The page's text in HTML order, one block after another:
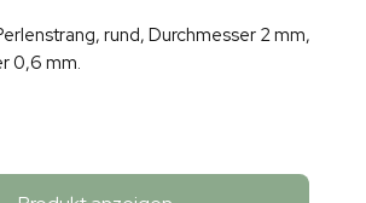
rund, Durchmesser 2 mm,
0,6 mm.